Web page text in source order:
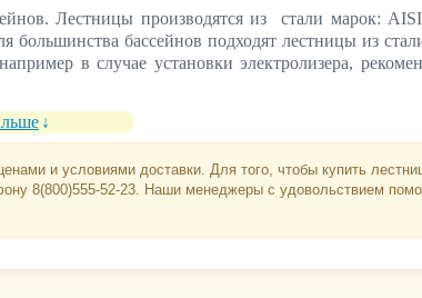
Лестницы производятся из стали марок:
большинства бассейнов подходят лестницы из
в случае установки электролизера,
лестницу на специальные адаптеры,
для установки на "узкий борт", например
и условиями доставки. Для того, чтобы купить
8(800)555-52-23. Наши менеджеры с удовольствием